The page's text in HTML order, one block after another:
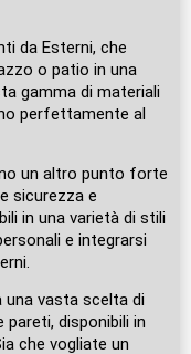
da Esterni, che
o patio in una
gamma di materiali
perfettamente al
un altro punto forte
sicurezza e
in una varietà di stili
e integrarsi
vasta scelta di
disponibili in
che vogliate un